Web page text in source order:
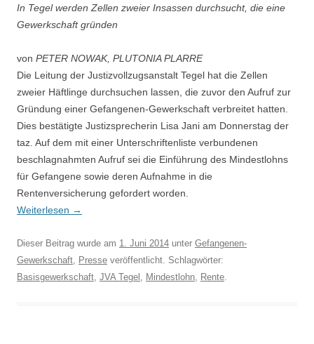
In Tegel werden Zellen zweier Insassen durchsucht, die eine
Gewerkschaft gründen
von PETER NOWAK, PLUTONIA PLARRE
Die Leitung der Justizvollzugsanstalt Tegel hat die Zellen
zweier Häftlinge durchsuchen lassen, die zuvor den Aufruf zur
Gründung einer Gefangenen-Gewerkschaft verbreitet hatten.
Dies bestätigte Justizsprecherin Lisa Jani am Donnerstag der
taz. Auf dem mit einer Unterschriftenliste verbundenen
beschlagnahmten Aufruf sei die Einführung des Mindestlohns
für Gefangene sowie deren Aufnahme in die
Rentenversicherung gefordert worden.
Weiterlesen →
Dieser Beitrag wurde am 1. Juni 2014 unter Gefangenen-
Gewerkschaft
Presse veröffentlicht. Schlagwörter:
Basisgewerkschaft JVA Tegel Mindestlohn Rente